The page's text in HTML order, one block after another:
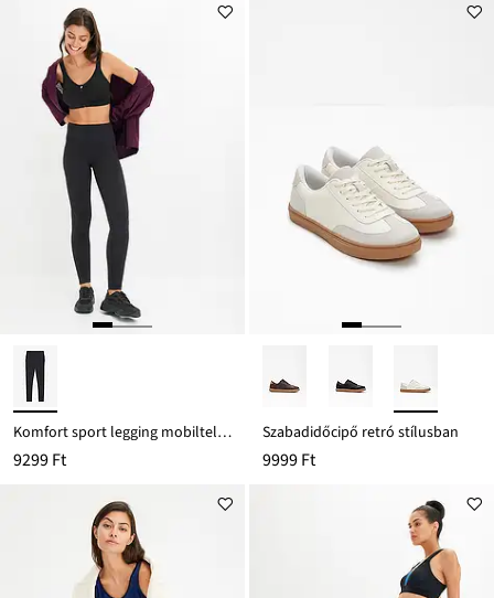
Komfort sport legging mobiltelefonos zsebbel, gyorsan szárad
9299 Ft
Szabadidőcipő retró stílusban
9999 Ft